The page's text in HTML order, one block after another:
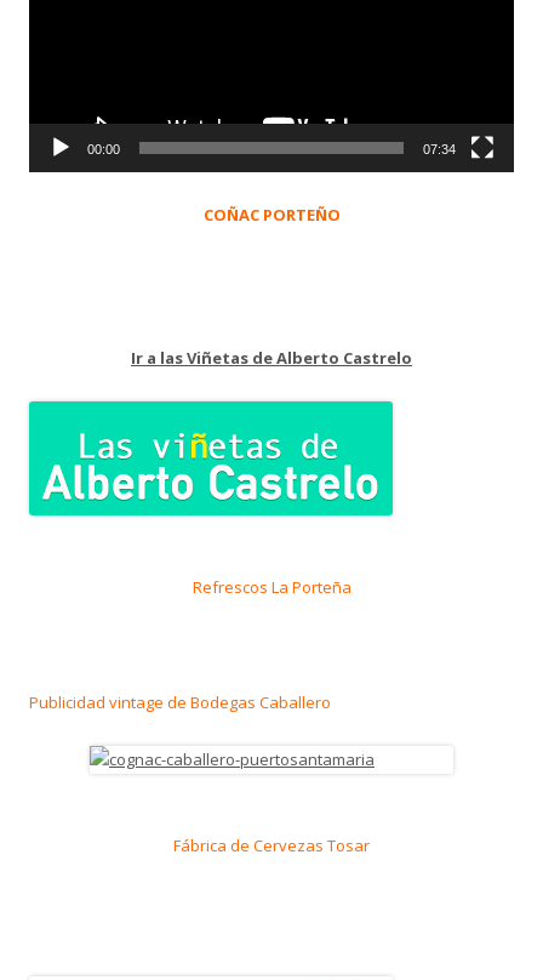
00:00 07:34
COÑAC PORTEÑO
Ir a las Viñetas de Alberto Castrelo
Refrescos La Porteña
Publicidad vintage de Bodegas Caballero
Fábrica de Cervezas Tosar